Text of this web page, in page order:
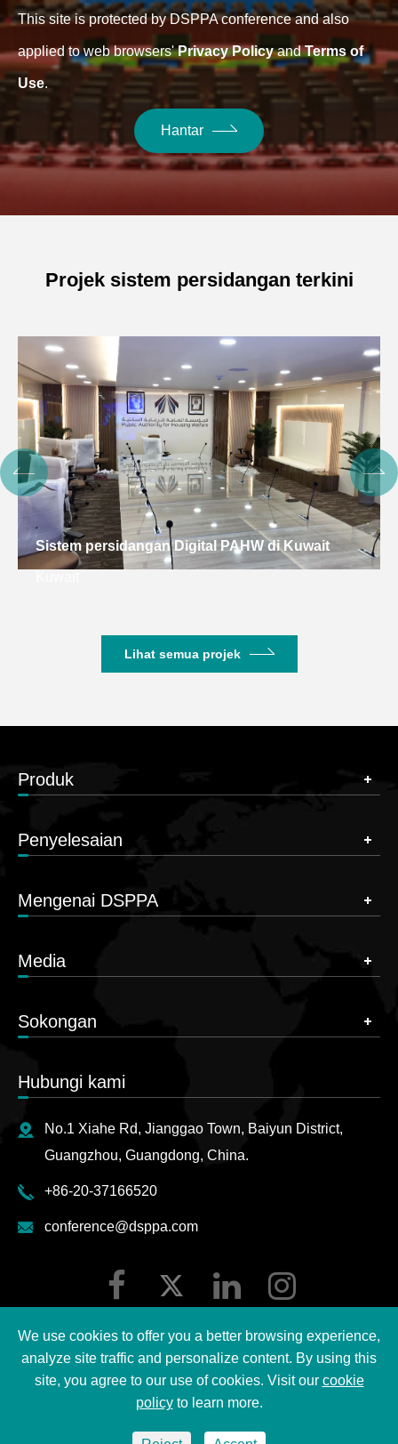
This site is protected by DSPPA conference and also
applied to web browsers'Privacy PolicyandTerms of
Use.
Hantar
Projek sistem persidangan terkini
Sistem persidangan Digital PAHW di Kuwait
Lihat semua projek
Produk
Penyelesaian
Mengenai DSPPA
Media
Sokongan
Hubungi kami
No.1 Xiahe Rd, Jianggao Town, Baiyun District,
Guangzhou, Guangdong, China.
+86-20-37166520
conference@dsppa.com
2026 Guangzhou DSPPA Audio Co., Ltd.
We use cookies to offer you a better browsing experience,
analyze site traffic and personalize content. By using this
site, you agree to our use of cookies. Visit our cookie
policyto learn more.